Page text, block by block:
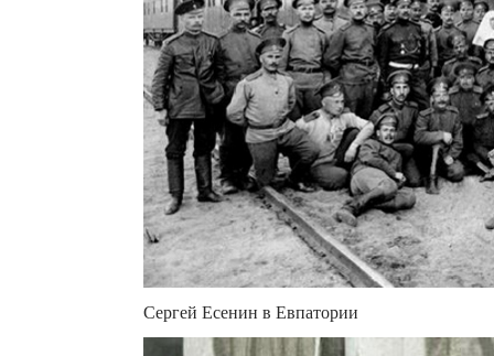
Сергей Есенин в Евпатории